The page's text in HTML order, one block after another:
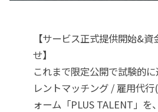
【サービス正式提供開始&
せ】
これまで限定公開で試験的
レントマッチング / 雇用代
ォーム「PLUS TALENT」を